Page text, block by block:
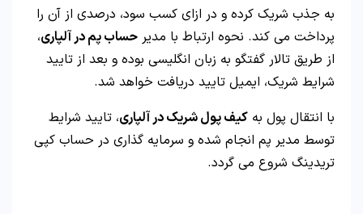
به جذب شریک کرده و در ازای کسب سود، درصدی از آن را
پرداخت می کند. نحوه ارتباط با مدیر حساب پم در آلپاری،
از طریق تالار گفتگو به زبان انگلیسی بوده و بعد از تایید
شرایط شریک، ایمیل تایید دریافت خواهد شد.
با انتقال پول به کیف پول شریک در آلپاری، تایید شرایط
توسط مدیر پم انجام شده و سرمایه گذاری در حساب کپی
تریدینگ شروع می گردد.